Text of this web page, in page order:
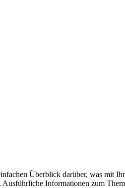
Überblick darüber, was mit
Informationen zum